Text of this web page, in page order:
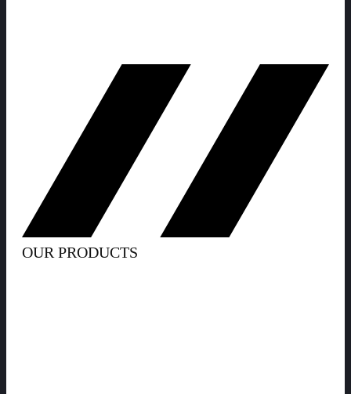
OUR PRODUCTS